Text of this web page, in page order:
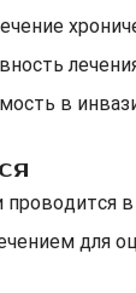
в
проводится
для